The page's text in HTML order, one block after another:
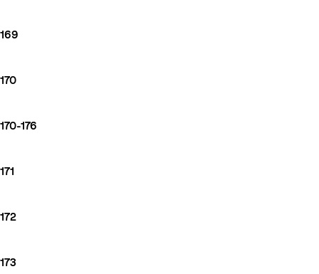
169
170
170-176
171
172
173